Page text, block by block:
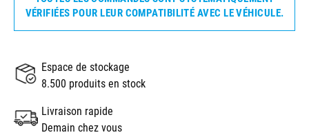
VÉRIFIÉES POUR LEUR COMPATIBILITÉ AVEC LE VÉHICULE.
Espace de stockage
8.500 produits en stock
Livraison rapide
Demain chez vous